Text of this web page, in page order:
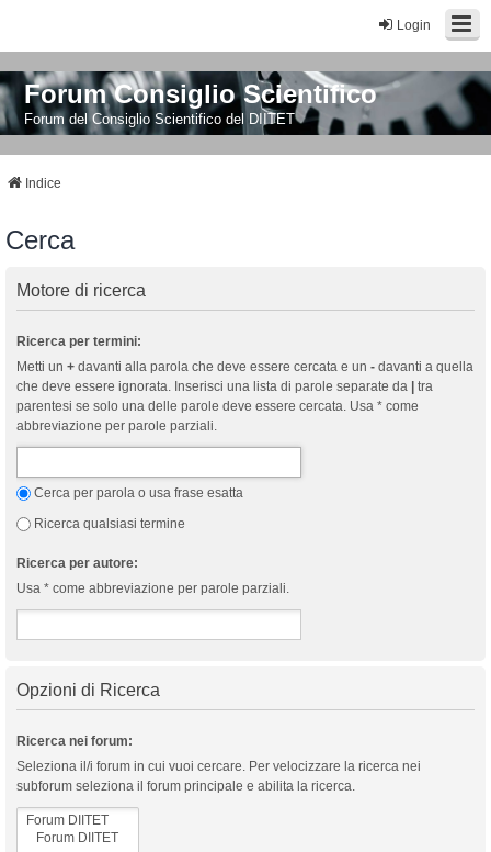
Login
Forum Consiglio Scientifico
Forum del Consiglio Scientifico del DIITET
Indice
Cerca
Motore di ricerca
Ricerca per termini:
Metti un + davanti alla parola che deve essere cercata e un - davanti a quella
che deve essere ignorata. Inserisci una lista di parole separate da
tra
parentesi se solo una delle parole deve essere cercata. Usa * come
abbreviazione per parole parziali.
Cerca per parola o usa frase esatta
Ricerca qualsiasi termine
Ricerca per autore:
Usa * come abbreviazione per parole parziali.
Opzioni di Ricerca
Ricerca nei forum:
Seleziona il/i forum in cui vuoi cercare. Per velocizzare la ricerca nei
subforum seleziona il forum principale e abilita la ricerca.